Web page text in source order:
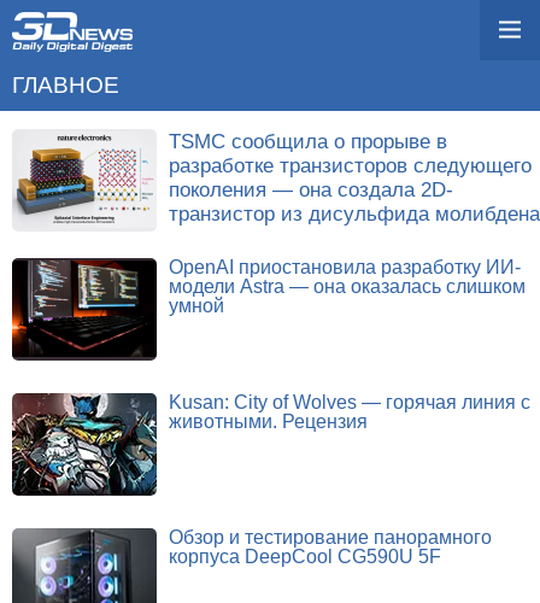
ГЛАВНОЕ
TSMC сообщила о прорыве в
разработке транзисторов следующего
поколения — она создала 2D-
транзистор из дисульфида молибдена
OpenAI приостановила разработку ИИ-
модели Astra — она оказалась слишком
умной
Kusan: City of Wolves — горячая линия с
животными. Рецензия
Обзор и тестирование панорамного
корпуса DeepCool CG590U 5F